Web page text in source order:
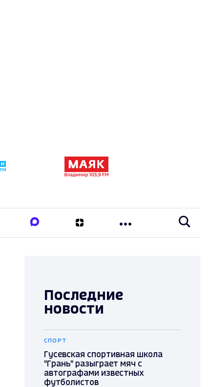
Последние
новости
СПОРТ
Гусевская спортивная школа
"Грань" разыграет мяч с
автографами известных
футболистов